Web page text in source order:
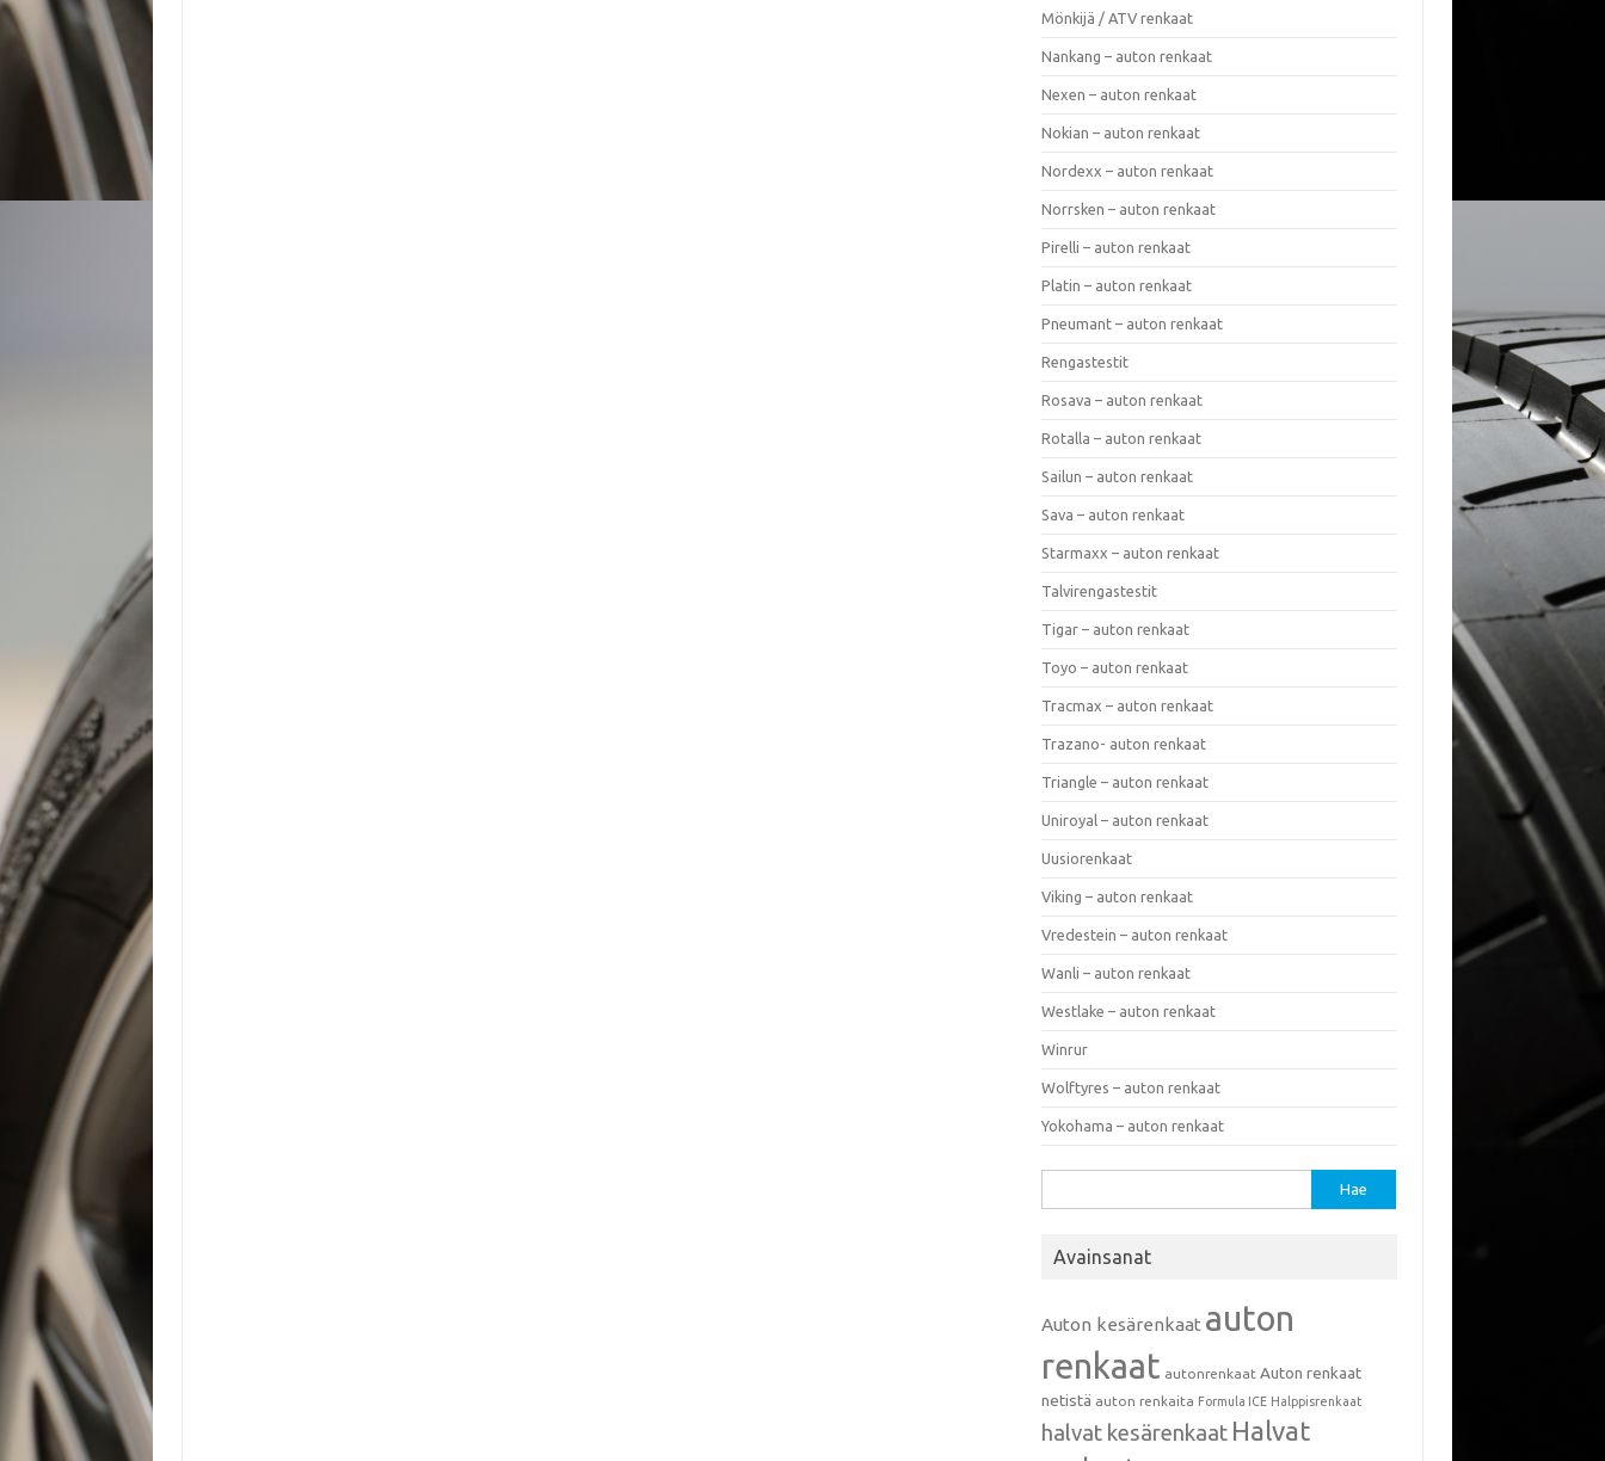
Mönkijä / ATV renkaat
Nankang – auton renkaat
Nexen – auton renkaat
Nokian – auton renkaat
Nordexx – auton renkaat
Norrsken – auton renkaat
Pirelli – auton renkaat
Platin – auton renkaat
Pneumant – auton renkaat
Rengastestit
Rosava – auton renkaat
Rotalla – auton renkaat
Sailun – auton renkaat
Sava – auton renkaat
Starmaxx – auton renkaat
Talvirengastestit
Tigar – auton renkaat
Toyo – auton renkaat
Tracmax – auton renkaat
Trazano- auton renkaat
Triangle – auton renkaat
Uniroyal – auton renkaat
Uusiorenkaat
Viking – auton renkaat
Vredestein – auton renkaat
Wanli – auton renkaat
Westlake – auton renkaat
Winrur
Wolftyres – auton renkaat
Yokohama – auton renkaat
Avainsanat
Auton kesärenkaat auton
renkaat autonrenkaat Auton renkaat
netistä auton renkaita Formula ICE Halppisrenkaat
halvat kesärenkaat Halvat